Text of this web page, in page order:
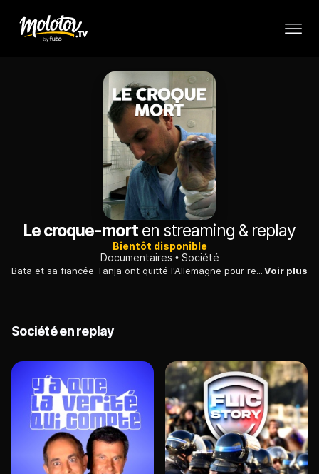
Le croque-morten streaming & replay
Bientôt disponible
Documentaires
Société
Bata et sa fiancée Tanja ont quitté l'Allemagne pour rejoindre l’entreprise familiale de pompes funèbres, en Serbie. Mais le métier de croque-mort est bien plus éprouvant que prévu.Voir plus
Société en replay